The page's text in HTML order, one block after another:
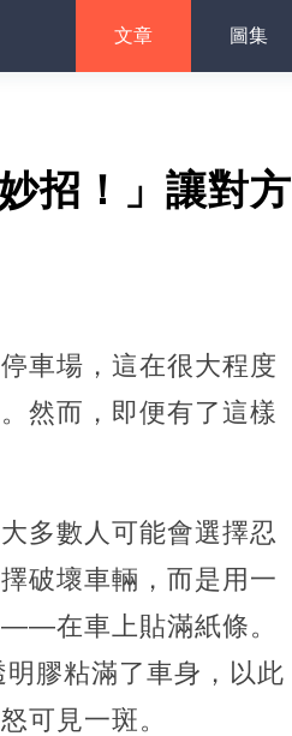
文章 圖集
招！」讓對方
車場，這在很大程度
然而，即便有了這樣
大多數人可能會選擇忍
破壞車輛，而是用一
在車上貼滿紙條。
膠粘滿了車身，以此
可見一斑。